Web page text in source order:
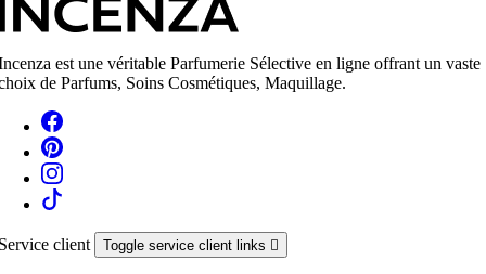
est une véritable Parfumerie Sélective en ligne offrant un vaste
de Parfums, Soins Cosmétiques, Maquillage.
client Toggle service client links 